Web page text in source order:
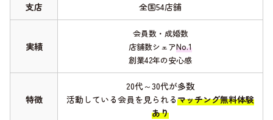
支店 全国54店舗
実績
会員数・成婚数
店舗数シェアNo.1
創業42年の安心感
特徴
20代～30代が多数
活動している会員を見られるマッチング無料体験
あり